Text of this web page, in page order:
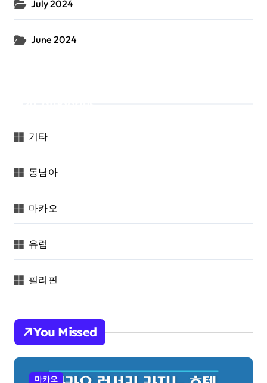
July 2024
June 2024
기타
동남아
마카오
유럽
필리핀
You Missed
마카오